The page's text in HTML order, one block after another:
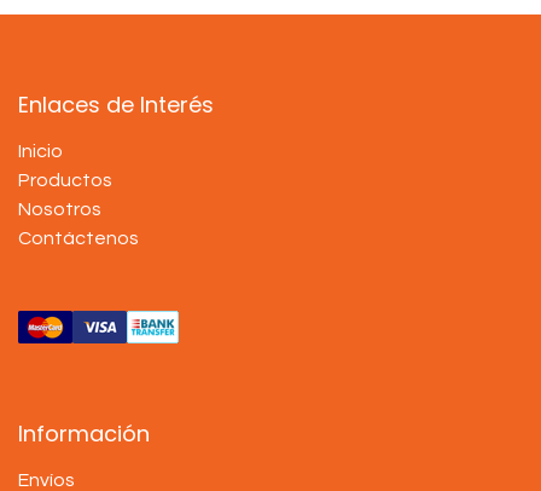
Enlaces de Interés
Inicio
Productos
Nosotros
Contáctenos
Información
Envíos